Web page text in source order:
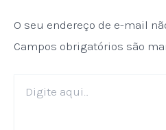
O seu endereço de e-mail
Campos obrigatórios são
aqui...